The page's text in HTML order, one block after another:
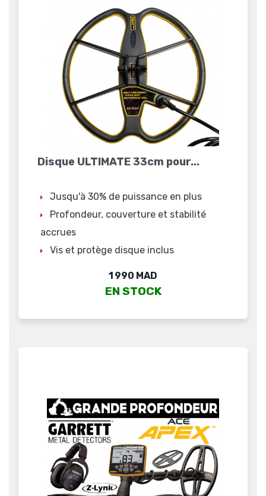
Disque ULTIMATE 33cm pour...
Jusqu'à 30% de puissance en plus
Profondeur, couverture et stabilité
accrues
Vis et protège disque inclus
Prix
1 990 MAD
EN STOCK